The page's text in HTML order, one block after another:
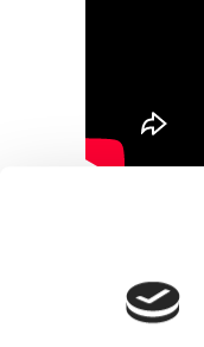
navigation